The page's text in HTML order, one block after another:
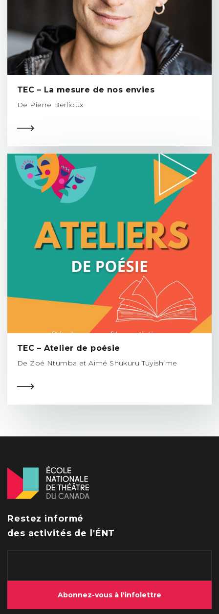
TEC – La mesure de nos envies
De Pierre Berlioux
TEC – Atelier de poésie
De Zoé Ntumba et Aimé Shukuru Tuyishime
Restez informé
des activités de l'ÉNT
Abonnez-vous à l'infolettre